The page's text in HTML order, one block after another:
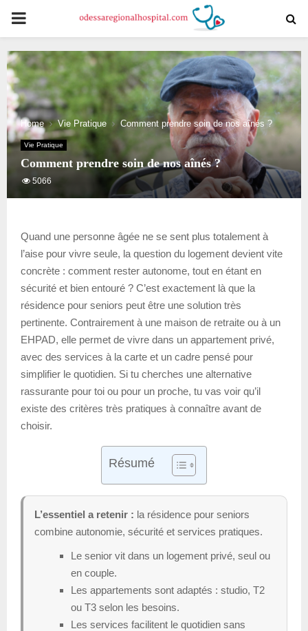
PRIMARY
MENU
Home Vie Pratique Comment prendre soin de nos aînés ?
Vie Pratique
Comment prendre soin de nos aînés ?
5066
Quand une personne âgée ne se sent plus totalement à
l’aise pour vivre seule, la question du logement devient vite
concrète : comment rester autonome, tout en étant en
sécurité et bien entouré ? C’est exactement là que la
résidence pour seniors peut être une solution très
pertinente. Contrairement à une maison de retraite ou à un
EHPAD, elle permet de vivre dans un appartement privé,
avec des services à la carte et un cadre pensé pour
simplifier le quotidien. Si tu cherches une alternative
rassurante pour toi ou pour un proche, tu vas voir qu’il
existe des critères très pratiques à connaître avant de
choisir.
Résumé
L’essentiel a retenir : la résidence pour seniors
combine autonomie, sécurité et services pratiques.
Le senior vit dans un logement privé, seul ou
en couple.
Les appartements sont adaptés : studio, T2
ou T3 selon les besoins.
Les services facilitent le quotidien sans